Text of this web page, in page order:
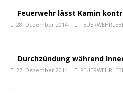
Feuerwehr lässt Kamin
28. Dezember 2014
Durchzündung während
27. Dezember 2014